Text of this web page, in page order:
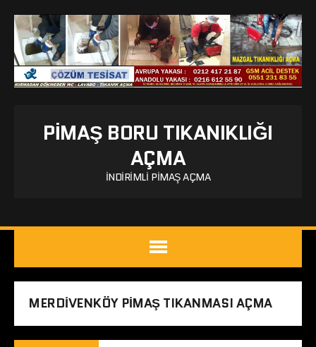
PIMAŞ BORU TIKANIKLIĞI
AÇMA
İNDIRIMLI PIMAŞ AÇMA
MERDIVENKÖY PIMAŞ TIKANMASI AÇMA